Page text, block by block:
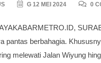
G 12 MEI 2024 0
pantas berbahagia.
melewati Jalan Wiyung